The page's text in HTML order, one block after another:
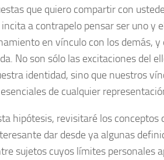
que quiero compartir con
a contrapelo pensar ser uno y
en vínculo con los demás,
No son sólo las excitaciones del
identidad, sino que nuestros
de cualquier
hipótesis, revisitaré los conceptos
dar desde ya algunas
sujetos cuyos límites personales